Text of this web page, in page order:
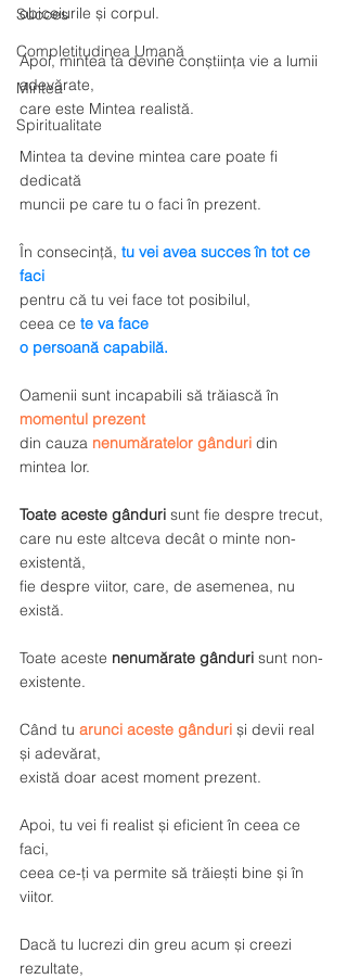
Succes
Completitudinea Umană
Mintea
Spiritualitate
obiceiurile și corpul.
Apoi, mintea ta devine conștiința vie a lumii
adevărate,
care este Mintea realistă.
Mintea ta devine mintea care poate fi
dedicată
muncii pe care tu o faci în prezent.
În consecință, tu vei avea succes în tot ce
faci
pentru că tu vei face tot posibilul,
ceea ce te va face
o persoană capabilă.
Oamenii sunt incapabili să trăiască în
momentul prezent
din cauza nenumăratelor gânduri din
mintea lor.
Toate aceste gânduri sunt fie despre trecut,
care nu este altceva decât o minte non-
existentă,
fie despre viitor, care, de asemenea, nu
există.
Toate aceste nenumărate gânduri sunt non-
existente.
Când tu arunci aceste gânduri și devii real
și adevărat,
există doar acest moment prezent.
Apoi, tu vei fi realist și eficient în ceea ce
faci,
ceea ce-ți va permite să trăiești bine și în
viitor.
Dacă tu lucrezi din greu acum și creezi
rezultate,